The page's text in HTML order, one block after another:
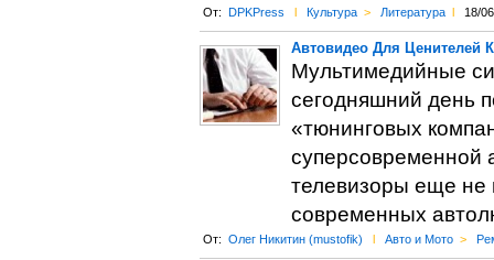
От: DPKPress l Культура > Литература l 18/
Автовидео Для Ценителей
Мультимедийные
сегодняшний день
«тюнинговых
суперсовременной
телевизоры еще не
современных
От: Олег Никитин (mustofik) l Авто и Мото >